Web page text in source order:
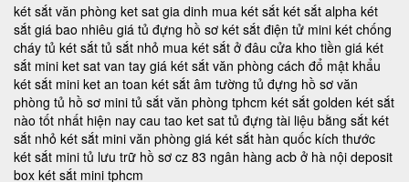
két sắt văn phòng ket sat gia dinh mua két sắt két sắt alpha két
sắt giá bao nhiêu giá tủ đựng hồ sơ két sắt điện tử mini két chống
cháy tủ két sắt tủ sắt nhỏ mua két sắt ở đâu cửa kho tiền giá két
sắt mini ket sat van tay giá két sắt văn phòng cách đổ mật khẩu
két sắt mini ket an toan két sắt âm tường tủ đựng hồ sơ văn
phòng tủ hồ sơ mini tủ sắt văn phòng tphcm két sắt golden két sắt
nào tốt nhất hiện nay cau tao ket sat tủ đựng tài liệu bằng sắt két
sắt nhỏ két sắt mini văn phòng giá két sắt hàn quốc kích thước
két sắt mini tủ lưu trữ hồ sơ cz 83 ngân hàng acb ở hà nội deposit
box két sắt mini tphcm